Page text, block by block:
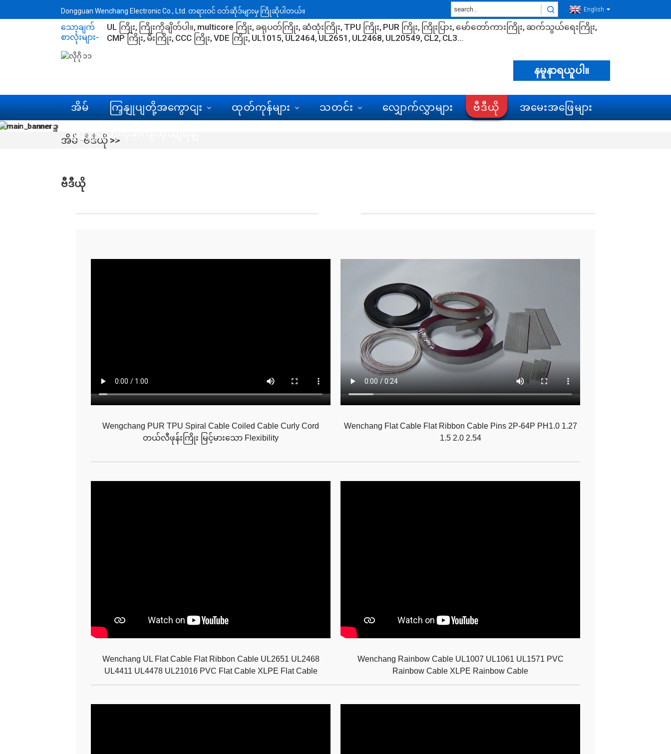
Dongguan Wenchang Electronic Co., Ltd. တရားဝင် ဝဘ်ဆိုဒ်များမှ ကြိုဆိုပါတယ်။ English
သော့ချက်
စာလုံးများ-
UL ကြိုး ကြိုးကိုချိတ်ပါ။ multicore ကြိုး ခရုပတ်ကြိုး ဆံထုံးကြိုး TPU ကြိုး PUR ကြိုး ကြိုးပြား မော်တော်ကားကြိုး ဆက်သွယ်ရေးကြိုး
CMP ကြိုး မီးကြိုး CCC ကြိုး VDE ကြိုး UL1015 UL2464 UL2651 UL2468 UL20549 CL2 CL3...
နမူနာရယူပါ။
အိမ် ကြှနျုပျတို့အကွောငျး ထုတ်ကုန်များ သတင်း လျှောက်လွှာများ ဗီဒီယို အမေးအဖြေများ
ကြှနျုပျတို့ကိုဆကျသှယျရနျ
အိမ် ဗီဒီယို
ဗီဒီယို
Wengchang PUR TPU Spiral Cable Coiled Cable Curly Cord
တယ်လီဖုန်းကြိုး မြင့်မားသော Flexibility
Wenchang Flat Cable Flat Ribbon Cable Pins 2P-64P PH1.0 1.27
1.5 2.0 2.54
Wenchang UL Flat Cable Flat Ribbon Cable UL2651 UL2468
UL4411 UL4478 UL21016 PVC Flat Cable XLPE Flat Cable
Wenchang Rainbow Cable UL1007 UL1061 UL1571 PVC
Rainbow Cable XLPE Rainbow Cable